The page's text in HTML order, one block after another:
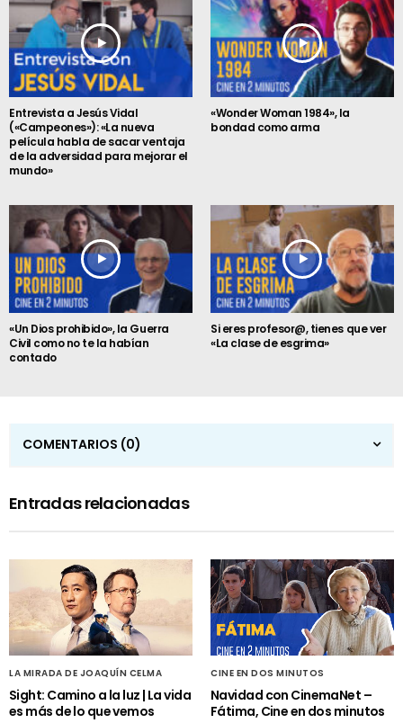
Entrevista a Jesús Vidal
(«Campeones»): «La nueva
película habla de sacar ventaja
de la adversidad para mejorar el
mundo»
«Wonder Woman 1984», la
bondad como arma
«Un Dios prohibido», la Guerra
Civil como no te la habían
contado
Si eres profesor@, tienes que ver
«La clase de esgrima»
COMENTARIOS (0)
Entradas relacionadas
LA MIRADA DE JOAQUÍN CELMA
Sight: Camino a la luz | La vida
es más de lo que vemos
CINE EN DOS MINUTOS
Navidad con CinemaNet –
Fátima, Cine en dos minutos